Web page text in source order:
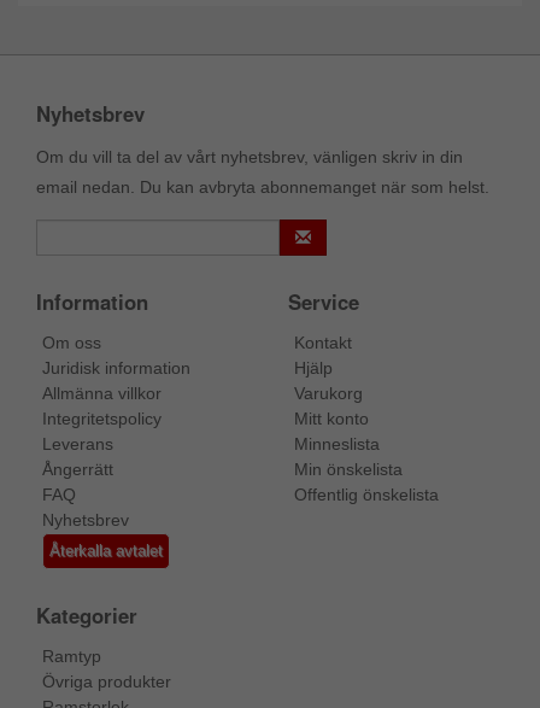
Nyhetsbrev
Om du vill ta del av vårt nyhetsbrev, vänligen skriv in din
email nedan. Du kan avbryta abonnemanget när som helst.
Information
Om oss
Juridisk information
Allmänna villkor
Integritetspolicy
Leverans
Ångerrätt
FAQ
Nyhetsbrev
Återkalla avtalet
Service
Kontakt
Hjälp
Varukorg
Mitt konto
Minneslista
Min önskelista
Offentlig önskelista
Kategorier
Ramtyp
Övriga produkter